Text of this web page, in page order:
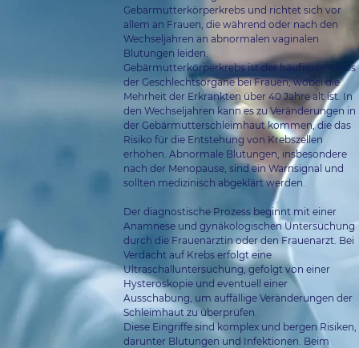
Gebärmutterkörperkrebs und richtet sich vor
allem an Frauen, die während oder nach den
Wechseljahren an abnormalen vaginalen
Blutungen leiden.
Gebärmutterkörperkrebs ist der häufigste Krebs
der Geschlechtsorgane bei Frauen, wobei die
Mehrheit der Erkrankten über 40 Jahre alt ist. In
den Wechseljahren kann es zu Veränderungen in
der Gebärmutterschleimhaut kommen, die das
Risiko für die Entstehung von Krebszellen
erhöhen. Abnormale Blutungen, insbesondere
nach der Menopause, sind ein Warnsignal und
sollten medizinisch abgeklärt werden.
Der diagnostische Prozess beginnt mit einer
Anamnese und gynäkologischen Untersuchung
durch die Frauenärztin oder den Frauenarzt. Bei
Verdacht auf Krebs erfolgt eine
Ultraschalluntersuchung, gefolgt von einer
Hysteroskopie und eventuell einer
Ausschabung, um auffällige Veränderungen der
Schleimhaut zu überprüfen.
Diese Eingriffe sind komplex und bergen Risiken,
darunter Blutungen und Infektionen. Beim